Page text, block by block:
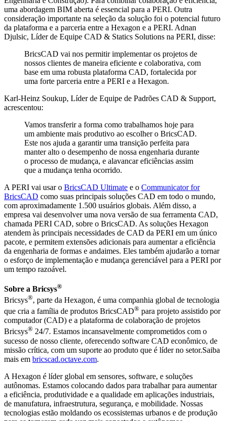
uma abordagem BIM aberta é essencial para a PERI. Outra
consideração importante na seleção da solução foi o potencial futuro
da plataforma e a parceria entre a Hexagon e a PERI. Adnan
Djulsic, Líder de Equipe CAD & Statics Solutions na PERI, disse:
BricsCAD vai nos permitir implementar os projetos de
nossos clientes de maneira eficiente e colaborativa, com
base em uma robusta plataforma CAD, fortalecida por
uma forte parceria entre a PERI e a Hexagon.
Karl-Heinz Soukup, Líder de Equipe de Padrões CAD & Support,
acrescentou:
Vamos transferir a forma como trabalhamos hoje para
um ambiente mais produtivo ao escolher o BricsCAD.
Este nos ajuda a garantir uma transição perfeita para
manter alto o desempenho de nossa engenharia durante
o processo de mudança, e alavancar eficiências assim
que a mudança tenha ocorrido.
A PERI vai usar o BricsCAD Ultimate e o Communicator for
BricsCAD como suas principais soluções CAD em todo o mundo,
com aproximadamente 1.500 usuários globais. Além disso, a
empresa vai desenvolver uma nova versão de sua ferramenta CAD,
chamada PERI CAD, sobre o BricsCAD. As soluções Hexagon
atendem às principais necessidades de CAD da PERI em um único
pacote, e permitem extensões adicionais para aumentar a eficiência
da engenharia de formas e andaimes. Eles também ajudarão a tornar
o esforço de implementação e mudança gerenciável para a PERI por
um tempo razoável.
Sobre a Bricsys®
Bricsys®, parte da Hexagon, é uma companhia global de tecnologia
que cria a família de produtos BricsCAD® para projeto assistido por
computador (CAD) e a plataforma de colaboração de projetos
Bricsys® 24/7. Estamos incansavelmente comprometidos com o
sucesso de nosso cliente, oferecendo software CAD econômico, de
missão crítica, com um suporte ao produto que é líder no setor.Saiba
mais em bricscad.octave.com.
A Hexagon é líder global em sensores, software, e soluções
autônomas. Estamos colocando dados para trabalhar para aumentar
a eficiência, produtividade e a qualidade em aplicações industriais,
de manufatura, infraestrutura, segurança, e mobilidade. Nossas
tecnologias estão moldando os ecossistemas urbanos e de produção